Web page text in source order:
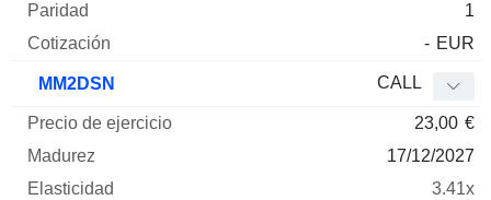
1
- EUR
MM2DSN CALL
23,00 €
17/12/2027
3.41x